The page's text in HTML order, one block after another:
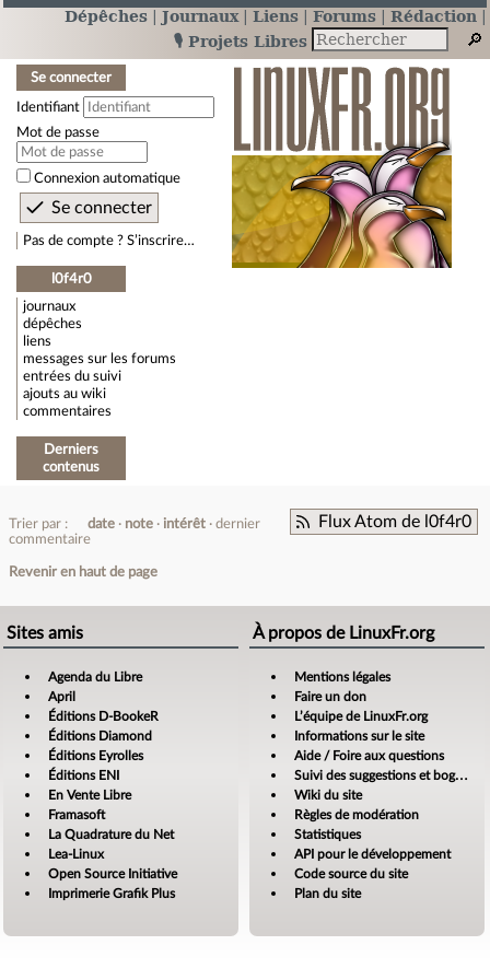
Dépêches Journaux Liens Forums
Rédaction
🎙️ Projets Libres
Se connecter
Identifiant
Mot de passe
Connexion automatique
Pas de compte ? S’inscrire…
l0f4r0
journaux
dépêches
liens
messages sur les forums
entrées du suivi
ajouts au wiki
commentaires
Derniers
contenus
Flux Atom de l0f4r0
Trier par : date note intérêt
dernier
commentaire
Revenir en haut de page
Sites amis
Agenda du Libre
April
Éditions D-BookeR
Éditions Diamond
Éditions Eyrolles
Éditions ENI
En Vente Libre
Framasoft
La Quadrature du Net
Lea-Linux
Open Source Initiative
Imprimerie Grafik Plus
À propos de LinuxFr.org
Mentions légales
Faire un don
L’équipe de LinuxFr.org
Informations sur le site
Aide / Foire aux questions
Suivi des suggestions et bogues
Wiki du site
Règles de modération
Statistiques
API pour le développement
Code source du site
Plan du site